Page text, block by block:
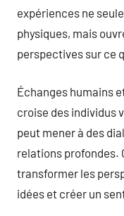
expériences ne
physiques, mais
perspectives sur ce
Échanges humains
croise des individus
peut mener à des
relations profondes.
transformer les
idées et créer un